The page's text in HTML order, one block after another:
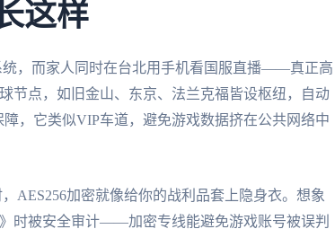
这样
统，而家人同时在台北用手机看国服直播——真正高
节点，如旧金山、东京、法兰克福皆设枢纽，自动
，它类似VIP车道，避免游戏数据挤在公共网络中
AES256加密就像给你的战利品套上隐身衣。想象
时被安全审计——加密专线能避免游戏账号被误判